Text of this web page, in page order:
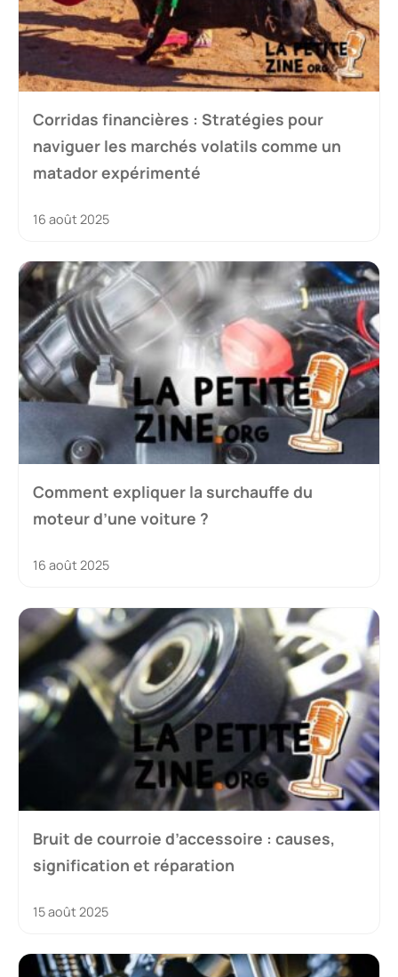
Corridas financières : Stratégies pour
naviguer les marchés volatils comme un
matador expérimenté
16 août 2025
Comment expliquer la surchauffe du
moteur d’une voiture ?
16 août 2025
Bruit de courroie d’accessoire : causes,
signification et réparation
15 août 2025